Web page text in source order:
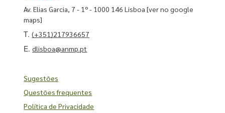
Av. Elias Garcia, 7 - 1º - 1000 146 Lisboa[ver no google
maps]
T.(+351)217936657
E.dlisboa@anmp.pt
Sugestões
Questões frequentes
Política de Privacidade